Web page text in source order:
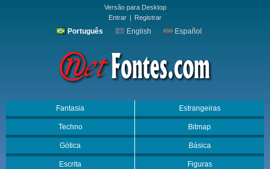
Versão para Desktop
Entrar | Registrar
Português English Español
Fantasia Estrangeiras
Techno Bitmap
Gótica Básica
Escrita Figuras